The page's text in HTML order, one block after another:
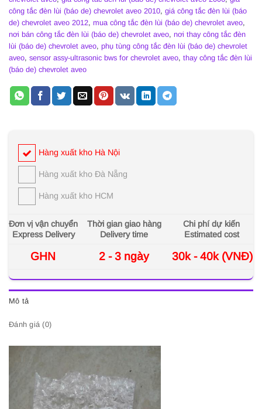
công tắc đèn lùi (báo de) chevrolet aveo 2010, giá công tắc đèn lùi (báo
de) chevrolet aveo 2012, mua công tắc đèn lùi (báo de) chevrolet aveo,
nơi bán công tắc đèn lùi (báo de) chevrolet aveo, nơi thay công tắc đèn
lùi (báo de) chevrolet aveo, phụ tùng công tắc đèn lùi (báo de) chevrolet
aveo, sensor assy-ultrasonic bws for chevrolet aveo, thay công tắc đèn lùi
(báo de) chevrolet aveo
Hàng xuất kho Hà Nội
Hàng xuất kho Đà Nẵng
Hàng xuất kho HCM
Đơn vị vận chuyển
Express Delivery
Thời gian giao hàng
Delivery time
Chi phí dự kiến
Estimated cost
GHN 2 - 3 ngày 30k - 40k (VNĐ)
Mô tả
Đánh giá (0)